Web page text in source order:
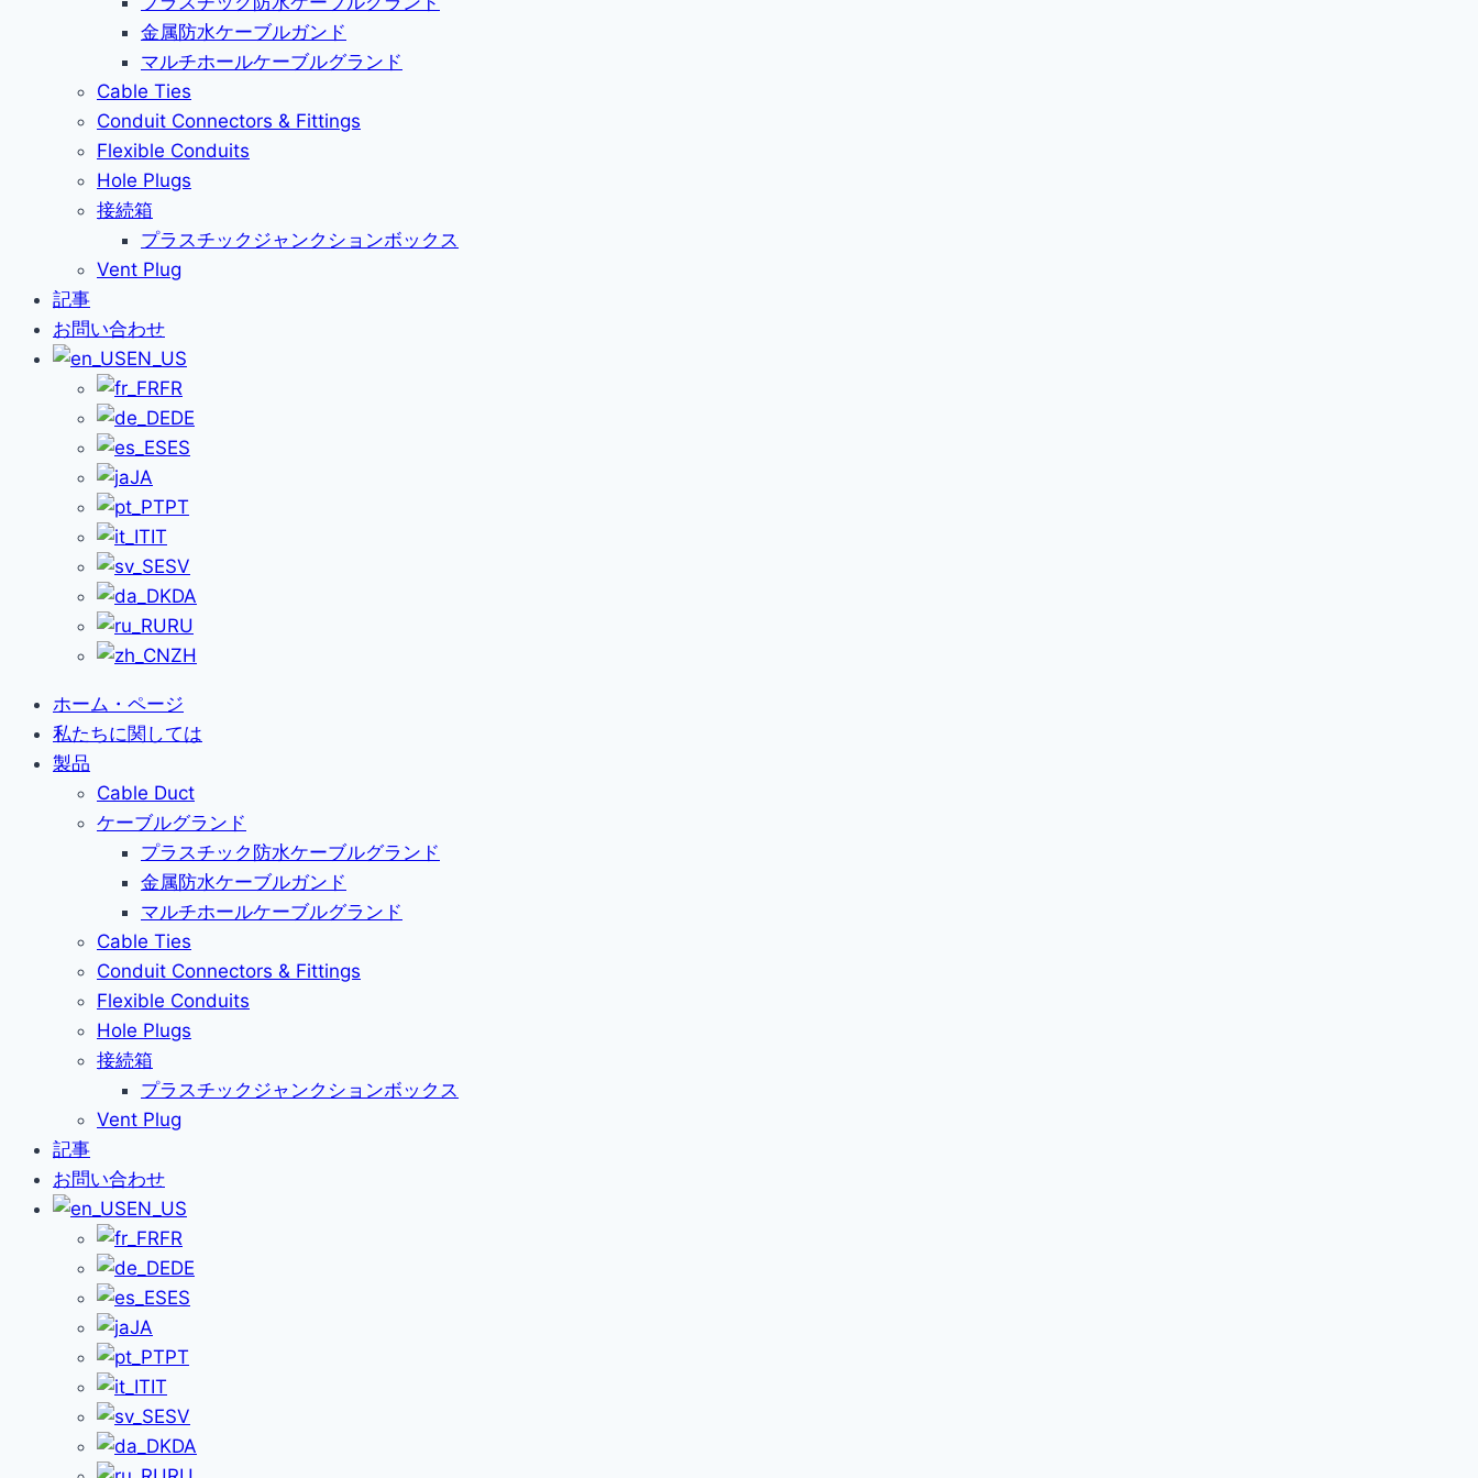
金属防水ケーブルガンド
マルチホールケーブルグランド
Cable Ties
Conduit Connectors & Fittings
Flexible Conduits
Hole Plugs
接続箱
プラスチックジャンクションボックス
Vent Plug
記事
お問い合わせ
EN_US
FR
DE
ES
JA
PT
IT
SV
DA
RU
ZH
ホーム・ページ
私たちに関しては
製品
Cable Duct
ケーブルグランド
プラスチック防水ケーブルグランド
金属防水ケーブルガンド
マルチホールケーブルグランド
Cable Ties
Conduit Connectors & Fittings
Flexible Conduits
Hole Plugs
接続箱
プラスチックジャンクションボックス
Vent Plug
記事
お問い合わせ
EN_US
FR
DE
ES
JA
PT
IT
SV
DA